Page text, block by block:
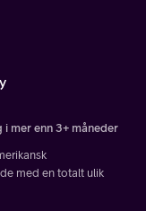
i mer enn 3+ måneder
med en totalt ulik